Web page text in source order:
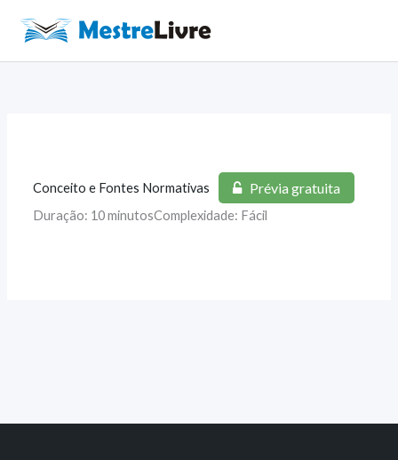
para
o
Conceito e Fontes Normativas Prévia gratuita
Duração: 10 minutosComplexidade: Fácil